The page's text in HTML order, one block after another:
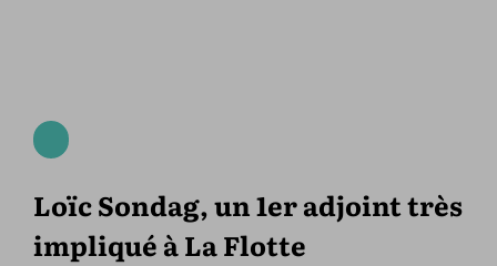
Loïc Sondag, un 1er adjoint très
impliqué à La Flotte